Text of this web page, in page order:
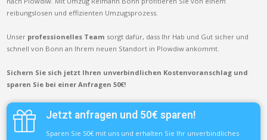
reibungslosen und effizienten Umzugsprozess.
Unser professionelles Team sorgt dafür, dass Ihr Hab und Gut sicher und
schnell von Bonn an Ihrem neuen Standort in Plowdiw ankommt.
Sichern Sie sich jetzt Ihren unverbindlichen Kostenvoranschlag und
sparen Sie bei einer Anfragen 50€!
Jetzt anfragen und 50€ sparen!
Sparen Sie 50€ mit uns und erhalten Sie Ihr unverbindliches